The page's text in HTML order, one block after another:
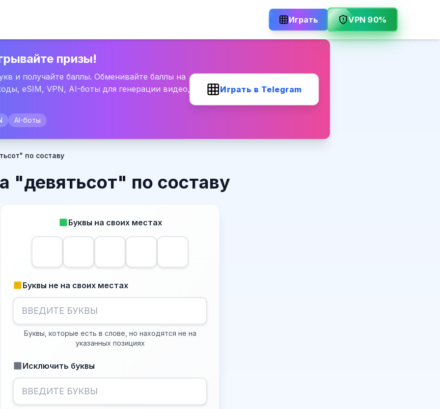
Играть VPN 90%
призы!
и получайте баллы. Обменивайте баллы на
eSIM, VPN, AI-боты для генерации видео,
AI-боты
Играть в Telegram
по составу
"девятьсот" по составу
Буквы на своих местах
Буквы не на своих местах
Буквы, которые есть в слове, но находятся не на
указанных позициях
Исключить буквы